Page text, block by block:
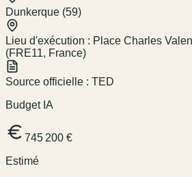
Dunkerque (59)
Lieu d'exécution : Place Charles
(FRE11, France)
Source officielle : TED
Budget IA
745 200 €
Estimé